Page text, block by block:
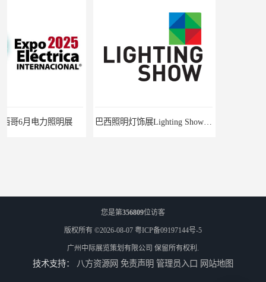
巴西照明灯饰展Lighting Show 2025
您是第356809位访客
版权所有 ©2026-08-07 粤ICP备09197144号-5
广州中际展览策划有限公司 保留所有权利.
技术支持： 八方资源网 免责声明 管理员入口 网站地图